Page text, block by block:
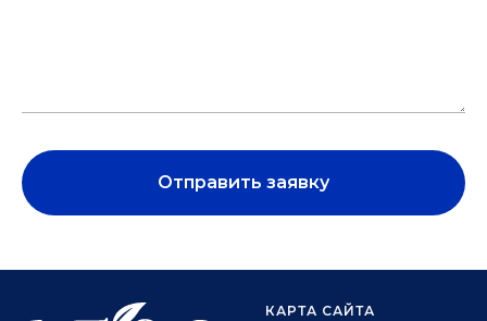
Отправить заявку
КАРТА САЙТА